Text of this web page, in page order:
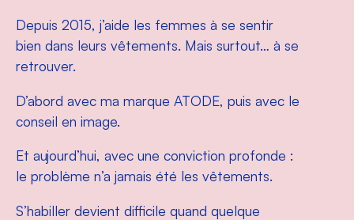
Depuis 2015, j’aide les femmes à se sentir
bien dans leurs vêtements. Mais surtout… à se
retrouver.
D’abord avec ma marque ATODE, puis avec le
conseil en image.
Et aujourd’hui, avec une conviction profonde :
le problème n’a jamais été les vêtements.
S’habiller devient difficile quand quelque